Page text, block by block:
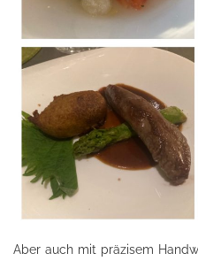
Aber auch mit präzisem